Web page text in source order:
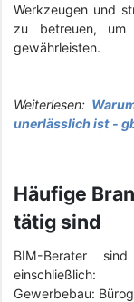
Werkzeugen und
zu betreuen, um
gewährleisten.
Weiterlesen:
unerlässlich ist -
Häufige
tätig sind
BIM-Berater
einschließlich:
Gewerbebau: